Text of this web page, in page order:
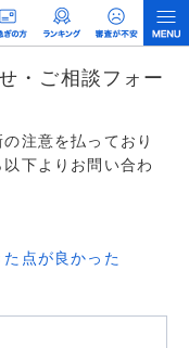
・ご相談フォー
注意を払っており
下よりお問い合わ
点が良かった